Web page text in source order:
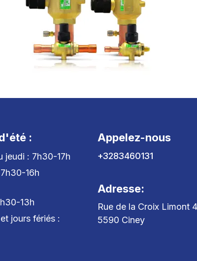
:
jeudi : 7h30-17h
: 7h30-16h
13h
jours fériés :
Appelez-nous
+3283460131
Adresse:
Rue de la Croix Limont
5590 Ciney